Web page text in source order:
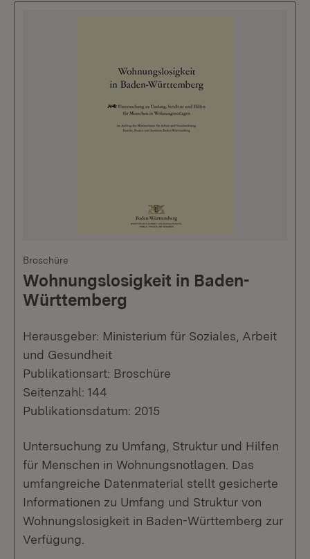
Broschüre
Wohnungslosigkeit in Baden-
Württemberg
Herausgeber: Ministerium für Soziales, Arbeit
und Gesundheit
Publikationsart: Broschüre
Seitenzahl: 144
Publikationsdatum: 2015
Untersuchung zu Umfang, Struktur und Hilfen
für Menschen in Wohnungsnotlagen. Das
umfangreiche Datenmaterial stellt gesicherte
Informationen zu Umfang und Struktur von
Wohnungslosigkeit in Baden-Württemberg zur
Verfügung.